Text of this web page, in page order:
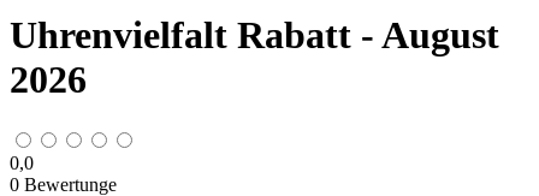
Uhrenvielfalt Rabatt - August
2026
0,0
0 Bewertunge